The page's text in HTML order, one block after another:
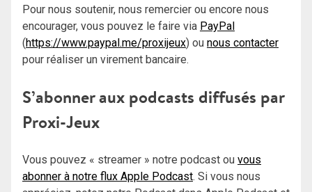
Pour nous soutenir, nous remercier ou encore nous
encourager, vous pouvez le faire via PayPal
(https://www.paypal.me/proxijeux) ou nous contacter
pour réaliser un virement bancaire.
S’abonner aux podcasts diffusés par
Proxi-Jeux
Vous pouvez « streamer » notre podcast ou vous
abonner à notre flux Apple Podcast. Si vous nous